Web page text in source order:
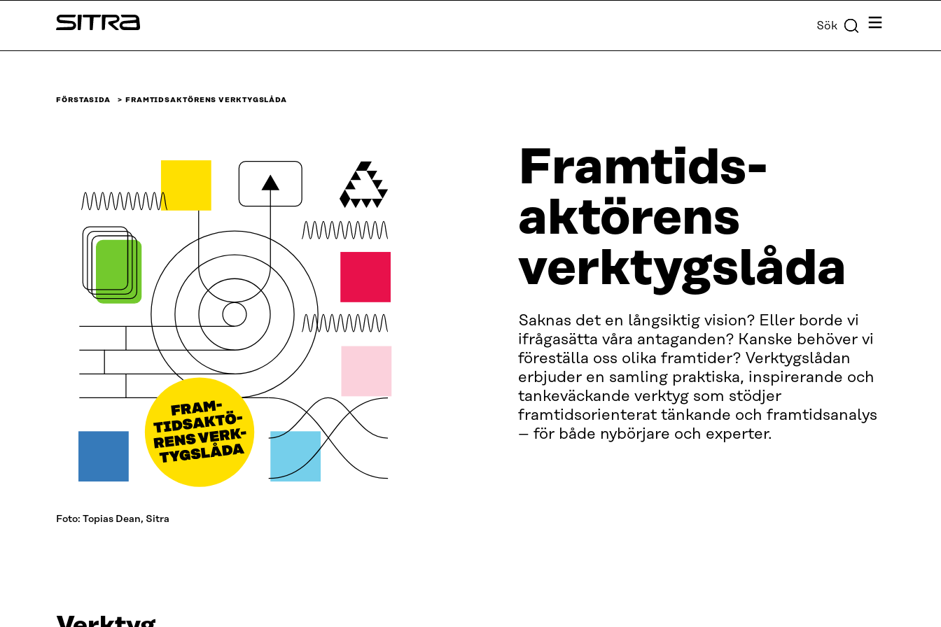
↓
Sitra Sök Meny
FÖRSTASIDA FRAMTIDS­AKTÖRENS VERKTYGSLÅDA
Foto: Topias Dean, Sitra
Framtids­
aktörens
verktygslåda
Saknas det en långsiktig vision? Eller borde vi
ifrågasätta våra antaganden? Kanske behöver vi
föreställa oss olika framtider? Verktygslådan
erbjuder en samling praktiska, inspirerande och
tankeväckande verktyg som stödjer
framtidsorienterat tänkande och framtidsanalys
– för både nybörjare och experter.